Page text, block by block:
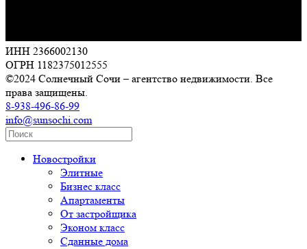
ИНН 2366002130
ОГРН 1182375012555
©2024 Солнечный Сочи – агентство недвижимости. Все
права защищены.
8-938-496-86-99
info@sunsochi.com
Новостройки
Элитные
Бизнес класс
Апартаменты
От застройщика
Эконом класс
Сданные дома